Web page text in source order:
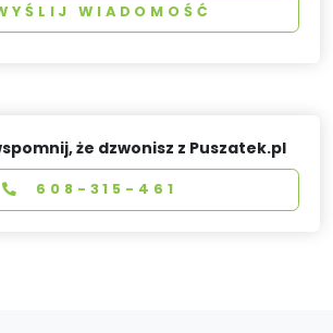
WIADOMOŚĆ
że dzwonisz z Puszatek.pl
608-315-461